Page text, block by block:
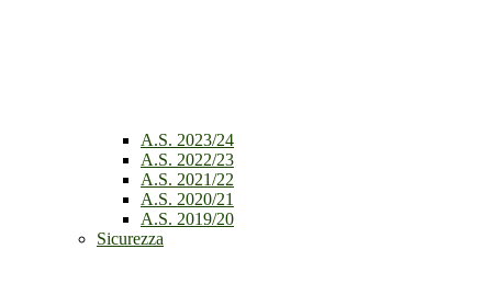
A.S. 2023/24
A.S. 2022/23
A.S. 2021/22
A.S. 2020/21
A.S. 2019/20
Sicurezza